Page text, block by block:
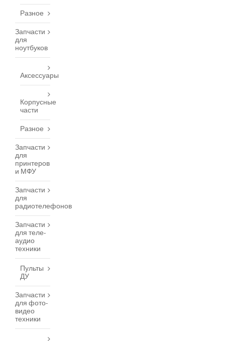
Разное
Запчасти
для
ноутбуков
Аксессуары
Корпусные
части
Разное
Запчасти
для
принтеров
и МФУ
Запчасти
для
радиотелефонов
Запчасти
для теле-
аудио
техники
Пульты
ДУ
Запчасти
для фото-
видео
техники